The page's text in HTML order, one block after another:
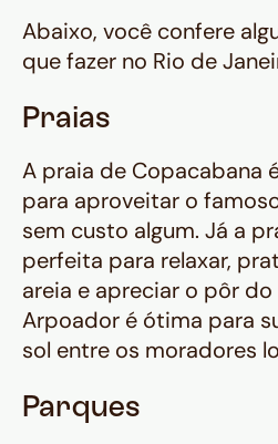
Abaixo, você confere
que fazer no Rio de
Praias
A praia de Copacabana
para aproveitar o
sem custo algum. Já a
perfeita para relaxar,
areia e apreciar o pôr do
Arpoador é ótima para
sol entre os moradores
Parques